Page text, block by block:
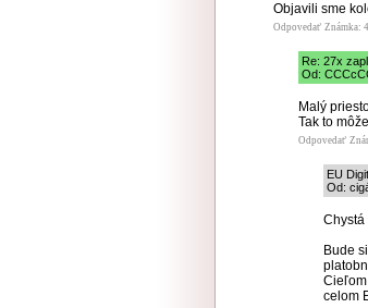
Objavili sme
Odpovedať Známka:
Re: 27x
Od:
Malý
Tak to
Odpovedať
EU
Od:
Chystá
Bude
celom